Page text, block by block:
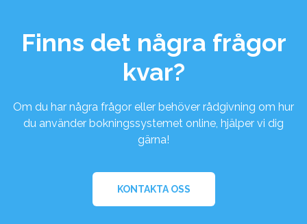
Finns det några frågor
kvar?
Om du har några frågor eller behöver rådgivning om hur
du använder bokningssystemet online, hjälper vi dig
gärna!
KONTAKTA OSS